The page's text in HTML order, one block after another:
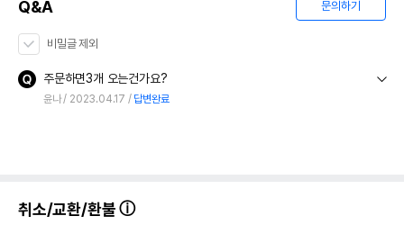
Q&A 문의하기
비밀글 제외
주문하면3개 오는건가요?
윤나 2023.04.17 답변완료
취소/교환/환불